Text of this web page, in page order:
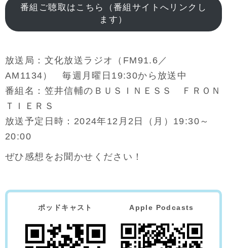
番組ご聴取はこちら（番組サイトへリンクし
ます）
放送局：文化放送ラジオ（FM91.6／
AM1134） 毎週月曜日19:30から放送中
番組名：笠井信輔のＢＵＳＩＮＥＳＳ ＦＲＯＮ
ＴＩＥＲＳ
放送予定日時：2024年12月2日（月）19:30～
20:00
ぜひ感想をお聞かせください！
ポッドキャスト Apple Podcasts